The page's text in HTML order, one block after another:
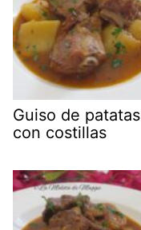
Guiso de patatas
con costillas